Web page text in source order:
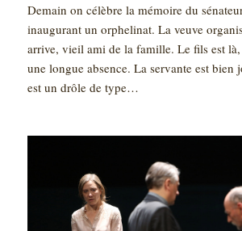
Demain on célèbre la mémoire du
inaugurant un orphelinat. La veuve
arrive, vieil ami de la famille. Le fils est
une longue absence. La servante est bien
est un drôle de type…